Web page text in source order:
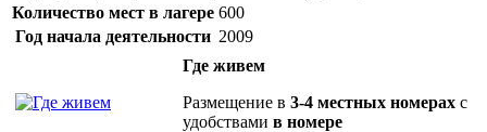
Количество мест в лагере 600
Год начала деятельности 2009
Где живем
Размещение в 3-4 местных номерах с
удобствами в номере